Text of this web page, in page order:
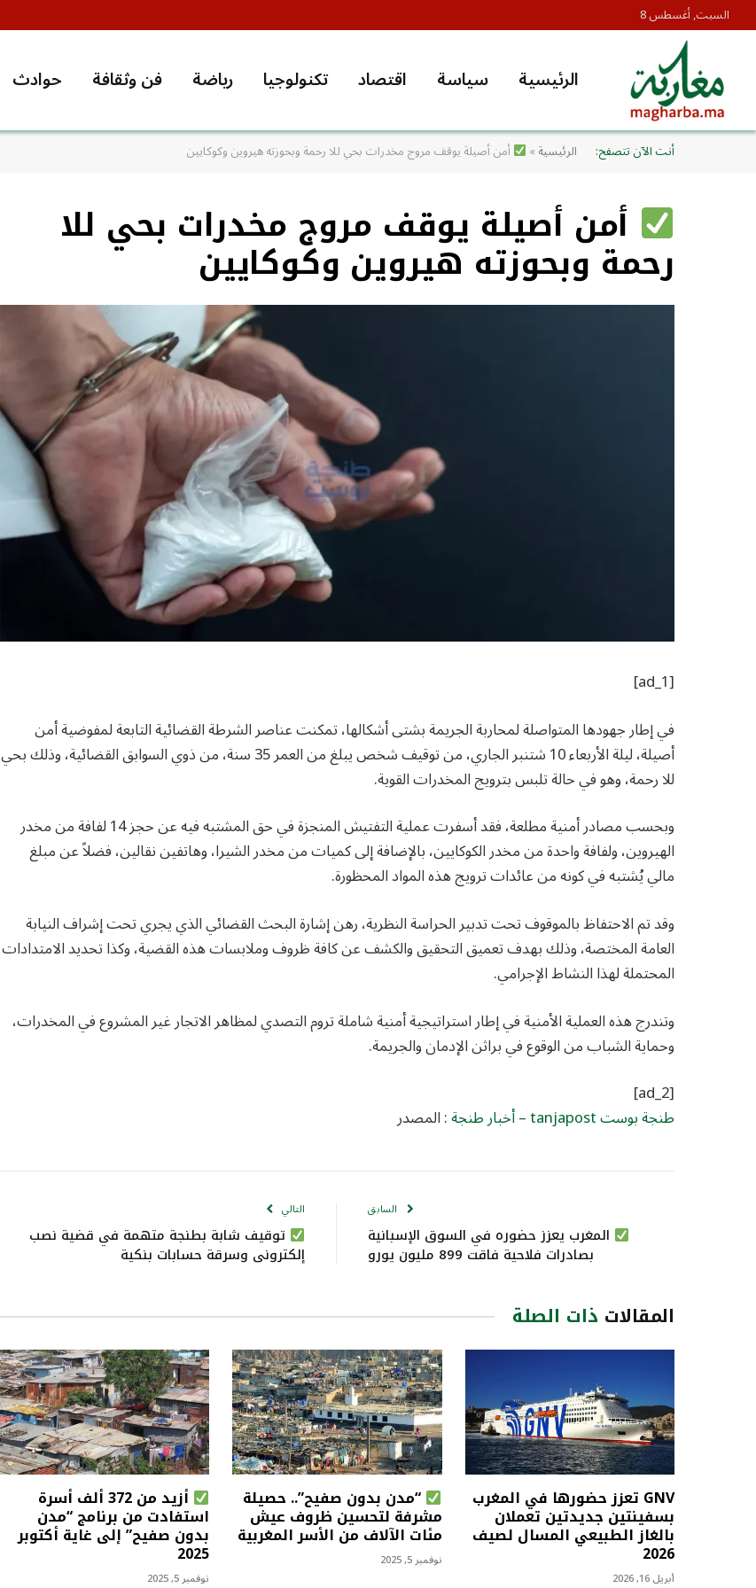
السبت, أغسطس 8
الرئيسية سياسة اقتصاد تكنولوجيا رياضة فن وثقافة حوادث
أنت الآن تتصفح: الرئيسية» أمن أصيلة يوقف مروج مخدرات بحي للا رحمة وبحوزته هيروين وكوكايين
أمن أصيلة يوقف مروج مخدرات بحي للا
رحمة وبحوزته هيروين وكوكايين
[ad_1]
في إطار جهودها المتواصلة لمحاربة الجريمة بشتى أشكالها، تمكنت عناصر الشرطة القضائية التابعة لمفوضية أمن
أصيلة، ليلة الأربعاء 10 شتنبر الجاري، من توقيف شخص يبلغ من العمر 35 سنة، من ذوي السوابق القضائية، وذلك بحي
للا رحمة، وهو في حالة تلبس بترويج المخدرات القوية.
وبحسب مصادر أمنية مطلعة، فقد أسفرت عملية التفتيش المنجزة في حق المشتبه فيه عن حجز 14 لفافة من مخدر
الهيروين، ولفافة واحدة من مخدر الكوكايين، بالإضافة إلى كميات من مخدر الشيرا، وهاتفين نقالين، فضلاً عن مبلغ
مالي يُشتبه في كونه من عائدات ترويج هذه المواد المحظورة.
وقد تم الاحتفاظ بالموقوف تحت تدبير الحراسة النظرية، رهن إشارة البحث القضائي الذي يجري تحت إشراف النيابة
العامة المختصة، وذلك بهدف تعميق التحقيق والكشف عن كافة ظروف وملابسات هذه القضية، وكذا تحديد الامتدادات
المحتملة لهذا النشاط الإجرامي.
وتندرج هذه العملية الأمنية في إطار استراتيجية أمنية شاملة تروم التصدي لمظاهر الاتجار غير المشروع في المخدرات،
وحماية الشباب من الوقوع في براثن الإدمان والجريمة.
[ad_2]
طنجة بوست tanjapost – أخبار طنجة
: المصدر
السابق
المغرب يعزز حضوره في السوق الإسبانية
بصادرات فلاحية فاقت 899 مليون يورو
التالي
توقيف شابة بطنجة متهمة في قضية نصب
إلكتروني وسرقة حسابات بنكية
المقالات ذات الصلة
GNV تعزز حضورها في المغرب
بسفينتين جديدتين تعملان
بالغاز الطبيعي المسال لصيف
2026
أبريل 16, 2026
“مدن بدون صفيح”.. حصيلة
مشرفة لتحسين ظروف عيش
مئات الآلاف من الأسر المغربية
نوفمبر 5, 2025
أزيد من 372 ألف أسرة
استفادت من برنامج “مدن
بدون صفيح” إلى غاية أكتوبر
2025
نوفمبر 5, 2025